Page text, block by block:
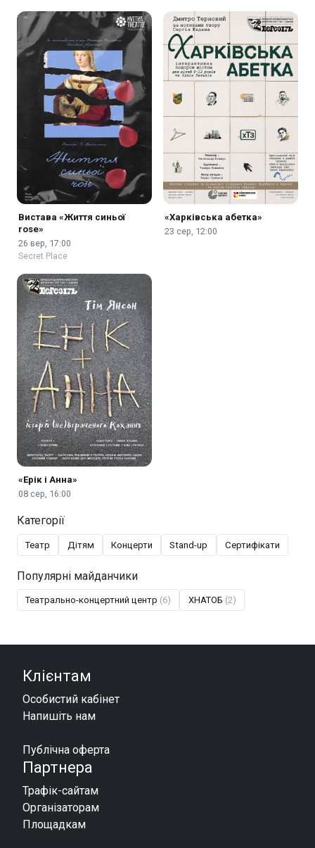
Вистава «Життя синьої
rose»
26 вер, 17:00
Secret Place
«Харківська абетка»
23 сер, 12:00
«Ерік і Анна»
08 сер, 16:00
Категорії
Театр Дітям Концерти Stand-up Сертифікати
Популярні майданчики
Театрально-концертний центр (6) ХНАТОБ (2)
Клієнтам
Особистий кабінет
Напишіть нам
Публічна оферта
Партнера
Трафік-сайтам
Організаторам
Площадкам